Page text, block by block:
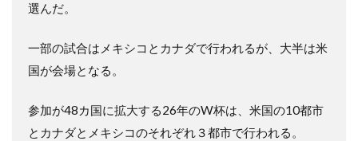
選んだ。
一部の試合はメキシコとカナダで行われるが、大半は米
国が会場となる。
参加が48カ国に拡大する26年のW杯は、米国の10都市
とカナダとメキシコのそれぞれ３都市で行われる。